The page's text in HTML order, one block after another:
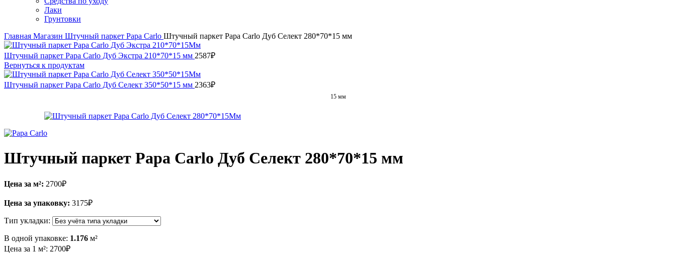
Лаки
Грунтовки
Главная Магазин Штучный паркет Papa Carlo Штучный паркет Papa Carlo Дуб Селект 280*70*15 мм
Штучный паркет Papa Carlo Дуб Экстра 210*70*15 мм 2587₽
Вернуться к продуктам
Штучный паркет Papa Carlo Дуб Селект 350*50*15 мм 2363₽
15 мм
Штучный паркет Papa Carlo Дуб Селект 280*70*15 мм
Цена за м²: 2700₽
Цена за упаковку: 3175₽
Тип укладки:
В одной упаковке: 1.176 м²
Цена за 1 м²: 2700₽